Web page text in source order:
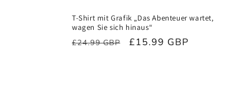
T-Shirt mit Grafik „Das Abenteuer wartet,
wagen Sie sich hinaus“
Normaler
£24.99 GBP Verkaufspreis
£15.99 GBP